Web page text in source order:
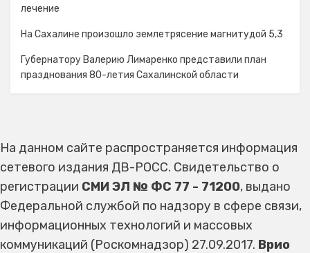
лечение
На Сахалине произошло землетрясение магнитудой 5,3
Губернатору Валерию Лимаренко представили план
празднования 80-летия Сахалинской области
На данном сайте распространяется информация
сетевого издания ДВ-РОСС. Свидетельство о
регистрации СМИ ЭЛ № ФС 77 - 71200, выдано
Федеральной службой по надзору в сфере связи,
информационных технологий и массовых
коммуникаций (Роскомнадзор) 27.09.2017. Врио